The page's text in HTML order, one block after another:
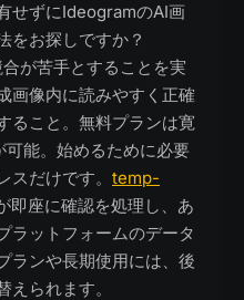
せずにIdeogramのAI画
をお探しですか？
が苦手とすることを実
画像内に読みやすく正確
ること。無料プランは寛
能。始めるために必要
だけです。 temp-
即座に確認を処理し、あ
ラットフォームのデータ
ランや長期使用には、後
られます。